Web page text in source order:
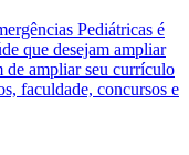
Pediátricas é
que desejam ampliar
de ampliar seu currículo
faculdade, concursos e